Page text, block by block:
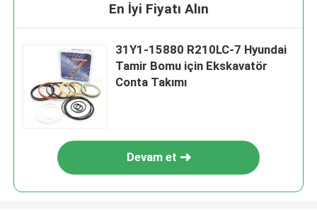
En İyi Fiyatı Alın
31Y1-15880 R210LC-7 Hyundai
Tamir Bomu için Ekskavatör
Conta Takımı
Devam et